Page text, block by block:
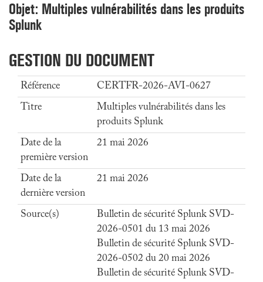
Objet: Multiples vulnérabilités dans les produits
Splunk
GESTION DU DOCUMENT
Référence
CERTFR-2026-AVI-0627
Titre
Multiples vulnérabilités dans les
produits Splunk
Date de la
première version
21 mai 2026
Date de la
dernière version
21 mai 2026
Source(s)
Bulletin de sécurité Splunk SVD-
2026-0501 du 13 mai 2026
Bulletin de sécurité Splunk SVD-
2026-0502 du 20 mai 2026
Bulletin de sécurité Splunk SVD-